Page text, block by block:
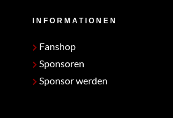
INFORMATIONEN
Fanshop
Sponsoren
Sponsor werden